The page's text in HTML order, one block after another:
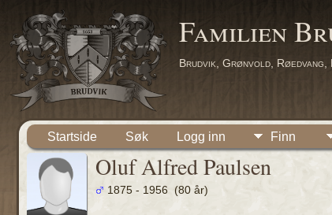
Familien
Brudvik, Grønvold, Røedvang,
Startside Søk Logg inn Finn
Oluf Alfred Paulsen
1875 - 1956 (80 år)